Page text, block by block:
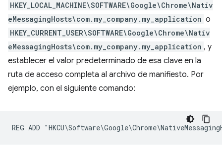
HKEY_LOCAL_MACHINE\SOFTWARE\Google\Chrome\Nativ
eMessagingHosts\com.my_company.my_application o
HKEY_CURRENT_USER\SOFTWARE\Google\Chrome\Nativ
eMessagingHosts\com.my_company.my_application , y
establecer el valor predeterminado de esa clave en la
ruta de acceso completa al archivo de manifiesto. Por
ejemplo, con el siguiente comando: